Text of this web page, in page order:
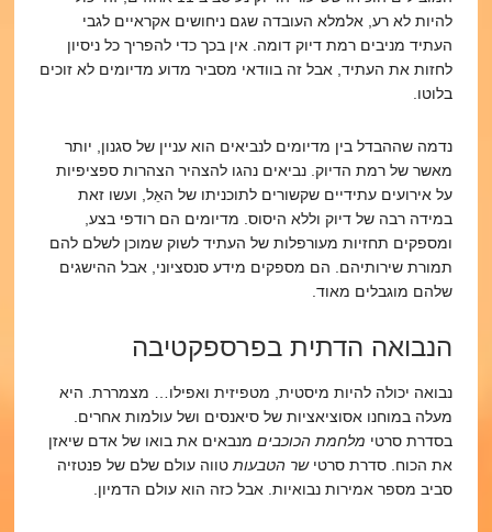
להיות לא רע, אלמלא העובדה שגם ניחושים אקראיים לגבי
העתיד מניבים רמת דיוק דומה. אין בכך כדי להפריך כל ניסיון
לחזות את העתיד, אבל זה בוודאי מסביר מדוע מדיומים לא זוכים
בלוטו.
נדמה שההבדל בין מדיומים לנביאים הוא עניין של סגנון, יותר
מאשר של רמת הדיוק. נביאים נהגו להצהיר הצהרות ספציפיות
על אירועים עתידיים שקשורים לתוכניתו של האֵל, ועשו זאת
במידה רבה של דיוק וללא היסוס. מדיומים הם רודפי בצע,
ומספקים תחזיות מעורפלות של העתיד לשוק שמוכן לשלם להם
תמורת שירותיהם. הם מספקים מידע סנסציוני, אבל ההישגים
שלהם מוגבלים מאוד.
הנבואה הדתית בפרספקטיבה
נבואה יכולה להיות מיסטית, מטפיזית ואפילו… מצמררת. היא
מעלה במוחנו אסוציאציות של סיאנסים ושל עולמות אחרים.
בסדרת סרטי מלחמת הכוכביםמנבאים את בואו של אדם שיאזן
את הכוח. סדרת סרטישר הטבעותטווה עולם שלם של פנטזיה
סביב מספר אמירות נבואיות. אבל כזה הוא עולם הדמיון.